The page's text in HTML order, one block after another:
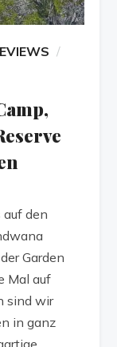
auf den
Garden
Mal auf
sind wir
in ganz